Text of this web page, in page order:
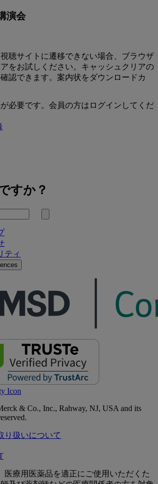
演会
聴サイトに遷移できない場合、ブラウザ
をお試しください。キャッシュクリアの
認できます。案内状をダウンロードカ
必要です。会員の方はログインしてくだ
すか？
検
ティ
& Co., Inc., Rahway, NJ, USA and its
り扱いについて
医療用医薬品を適正にご使用いただくた